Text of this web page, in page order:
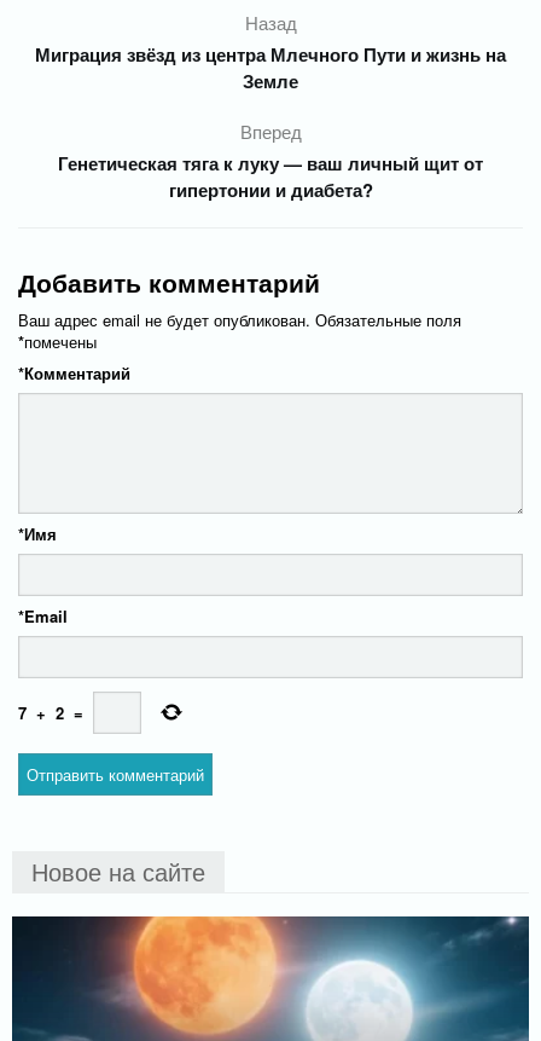
Назад
Миграция звёзд из центра Млечного Пути и жизнь на
Земле
Вперед
Генетическая тяга к луку — ваш личный щит от
гипертонии и диабета?
Добавить комментарий
Ваш адрес email не будет опубликован. Обязательные поля
помечены
*
Комментарий
*
Имя
*
Email
*
7 + 2 =
Новое на сайте